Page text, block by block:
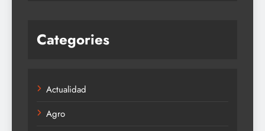
Categories
Actualidad
Agro